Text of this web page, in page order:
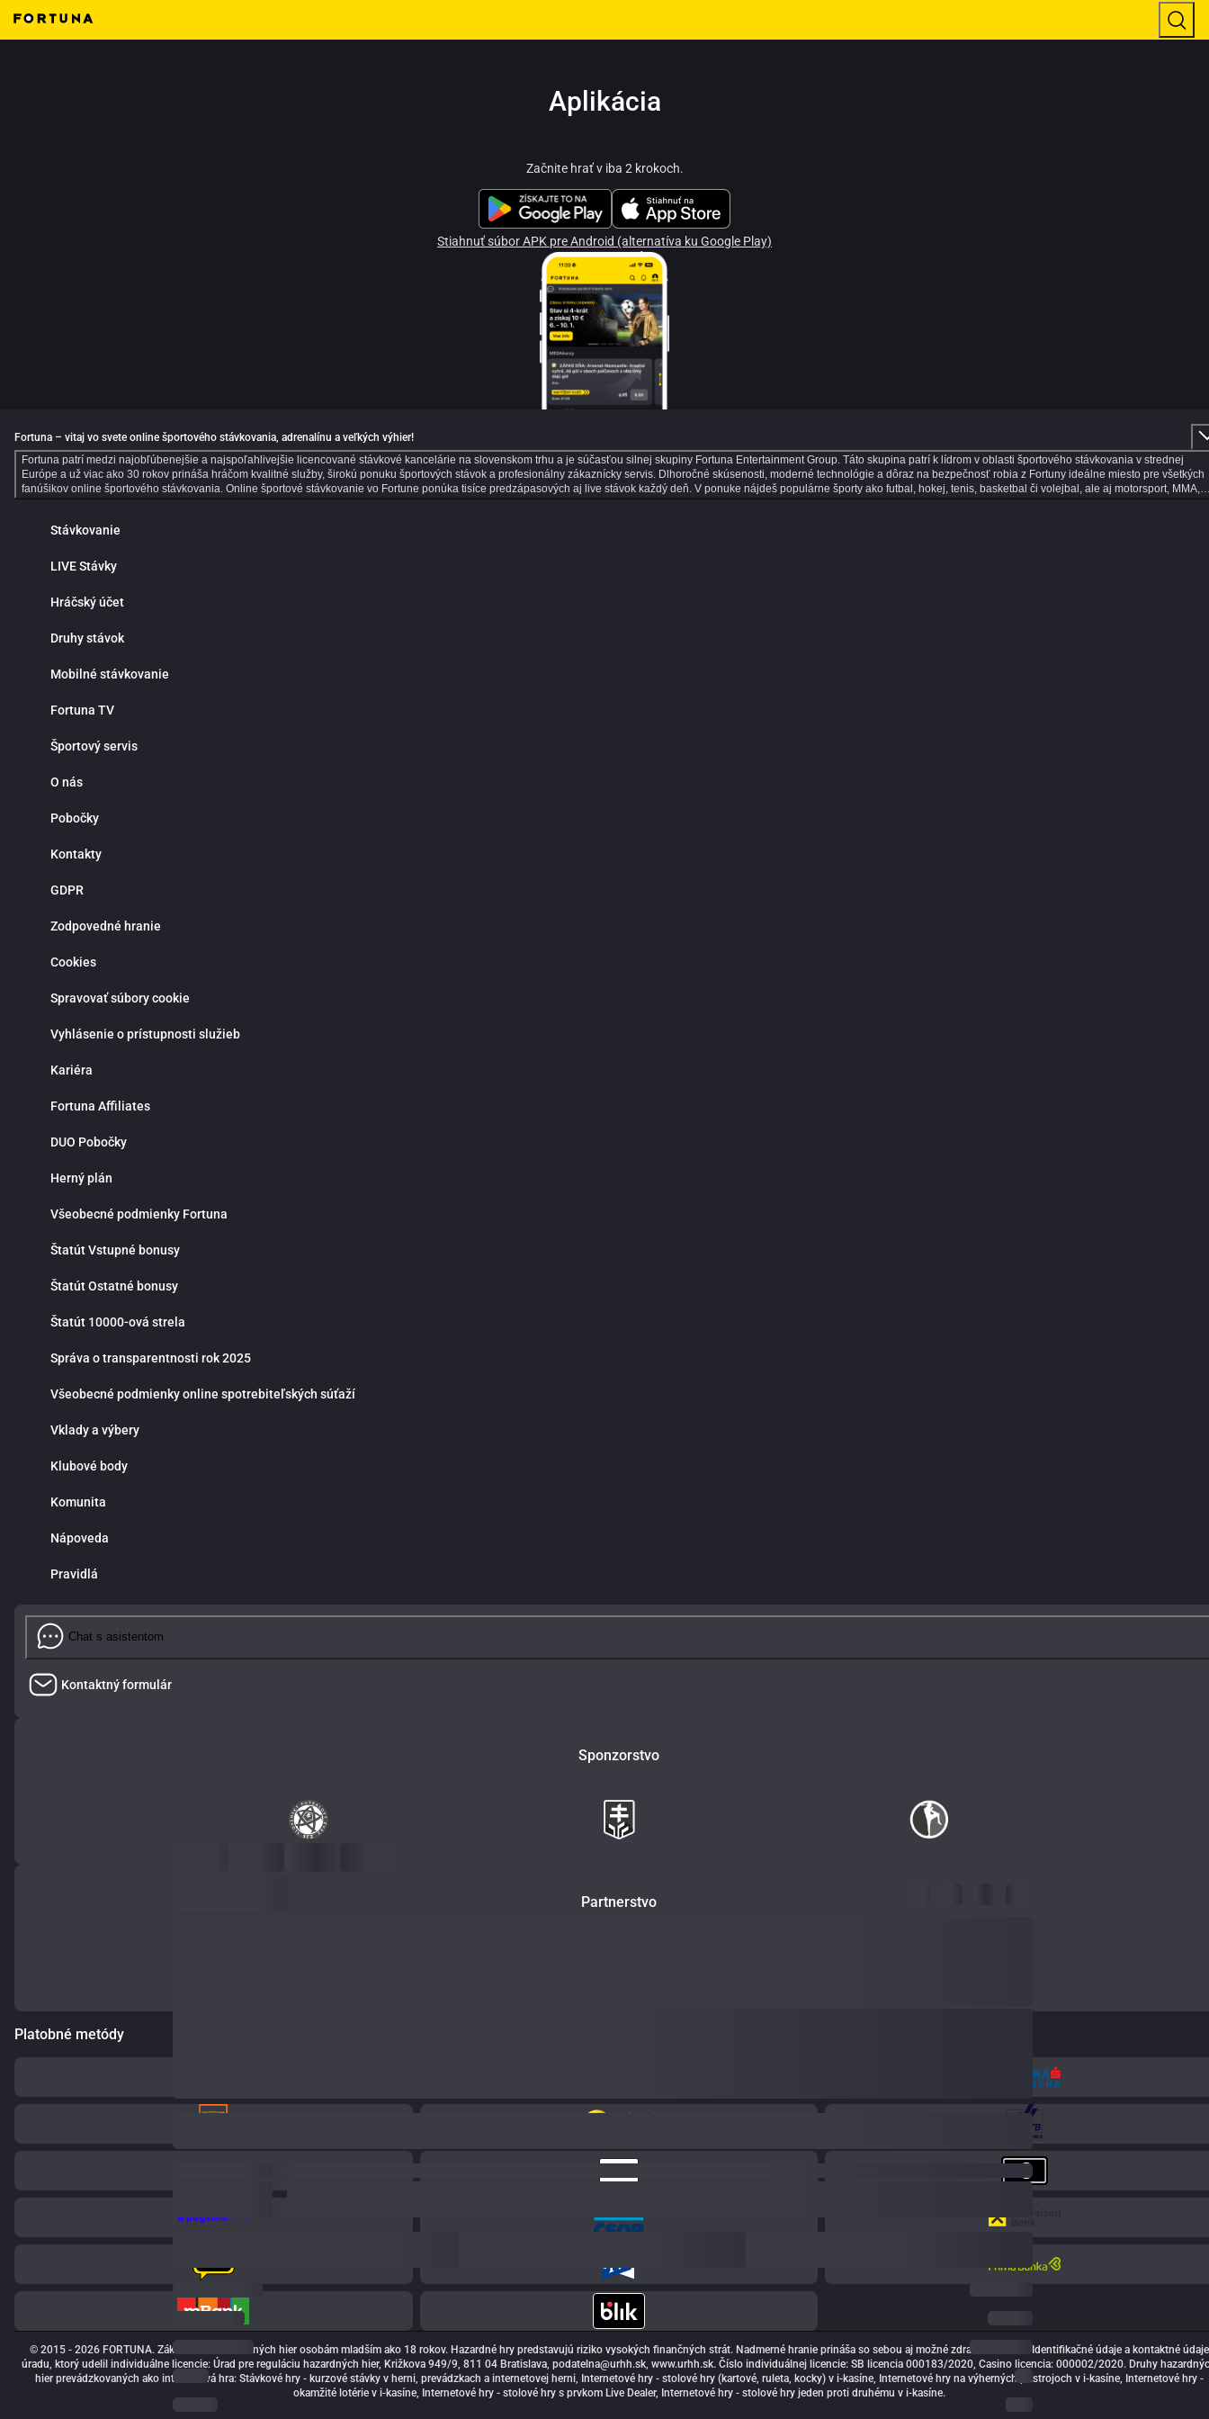
Aplikácia
Začnite hrať v iba 2 krokoch.
Stiahnuť súbor APK pre Android (alternatíva ku Google Play)
Fortuna – vitaj vo svete online športového stávkovania, adrenalínu a veľkých výhier!
Fortuna patrí medzi najobľúbenejšie a najspoľahlivejšie licencované stávkové kancelárie na slovenskom trhu a je súčasťou silnej skupiny Fortuna Entertainment Group. Táto skupina patrí k lídrom v oblasti športového stávkovania v strednej
Európe a už viac ako 30 rokov prináša hráčom kvalitné služby, širokú ponuku športových stávok a profesionálny zákaznícky servis. Dlhoročné skúsenosti, moderné technológie a dôraz na bezpečnosť robia z Fortuny ideálne miesto pre všetkých
fanúšikov online športového stávkovania. Online športové stávkovanie vo Fortune ponúka tisíce predzápasových aj live stávok každý deň. V ponuke nájdeš populárne športy ako futbal, hokej, tenis, basketbal či volejbal, ale aj motorsport, MMA,
e‑športy a mnoho ďalších športových udalostí z celého sveta. Prehľadné rozhranie ti umožní rýchlo nájsť obľúbené ligy, súťaže a zápasy, na ktoré môžeš stávkovať za atraktívnych kurzov. Jednou z hlavných výhod online športového stávkovania
pripísanie výhier, bezpečné vklady a výbery a maximálnu diskrétnosť. Prečo stávkovať práve vo Fortune? Okrem bohatej ponuky športových udalostí sa môžeš spoľahnúť na výhodné stávkové kurzy, detailné štatistiky a prehľadné analýzy
poskytne všetky nástroje na profesionálne tipovanie. Live stávky prinášajú maximálny adrenalín a možnosť reagovať na priebeh zápasu v reálnom čase. Kurzy sa neustále aktualizujú a ty môžeš stávkovať počas celého stretnutia. Stav na góly,
rohy, fauly, vylúčenia alebo ďalší vývoj zápasu a využi najlepšie príležitosti priamo počas hry. Live stávkovanie je ideálne pre skúsenejších tipérov aj pre hráčov, ktorí majú radi dynamiku a rýchle rozhodovanie. Fortuna myslí aj na nových hráčov.
udalosťami. Bonusová ponuka sa pravidelne obmieňa a prináša viac možností, ako zvýšiť šancu na výhru. Moderná mobilná aplikácia Fortuna pre iOS a Android umožňuje pohodlné športové stávkovanie kdekoľvek. Aplikácia poskytuje rýchly
nastavenia limitov na vklady, stávky alebo čas strávený stávkovaním. V prípade otázok je k dispozícii zákaznícka podpora prostredníctvom live chatu, ktorá ti rada pomôže rýchlo a profesionálne. Ak hľadáš spoľahlivú stávkovú kanceláriu so
zázemím, bohatou ponukou športových stávok, kvalitnými kurzmi a modernými funkciami, Fortuna je správnou voľbou. Využi možnosti online športového stávkovania, stav na svoje športové znalosti a vychutnaj si napätie a radosť z výhier na
Stávkovanie
LIVE Stávky
Hráčský účet
Druhy stávok
Mobilné stávkovanie
Fortuna TV
Športový servis
O nás
Pobočky
Kontakty
GDPR
Zodpovedné hranie
Cookies
Spravovať súbory cookie
Vyhlásenie o prístupnosti služieb
Kariéra
Fortuna Affiliates
DUO Pobočky
Herný plán
Všeobecné podmienky Fortuna
Štatút Vstupné bonusy
Štatút Ostatné bonusy
Štatút 10000-ová strela
Správa o transparentnosti rok 2025
Všeobecné podmienky online spotrebiteľských súťaží
Vklady a výbery
Klubové body
Komunita
Nápoveda
Pravidlá
Chat s asistentom
Kontaktný formulár
Sponzorstvo
Partnerstvo
Platobné metódy
© 2015 - 2026 FORTUNA. Zákaz hrania hazardných hier osobám mladším ako 18 rokov. Hazardné hry predstavujú riziko vysokých finančných strát. Nadmerné hranie prináša so sebou aj možné zdravotné riziká. Identifikačné údaje a kontaktné údaje
úradu, ktorý udelil individuálne licencie: Úrad pre reguláciu hazardných hier, Križkova 949/9, 811 04 Bratislava, podatelna@urhh.sk, www.urhh.sk. Číslo individuálnej licencie: SB licencia 000183/2020, Casino licencia: 000002/2020. Druhy
hier prevádzkovaných ako internetová hra: Stávkové hry - kurzové stávky v herni, prevádzkach a internetovej herni, Internetové hry - stolové hry (kartové, ruleta, kocky) v i-kasíne, Internetové hry na výherných prístrojoch v i-kasíne, Internetové hry -
okamžité lotérie v i-kasíne, Internetové hry - stolové hry s prvkom Live Dealer, Internetové hry - stolové hry jeden proti druhému v i-kasíne.